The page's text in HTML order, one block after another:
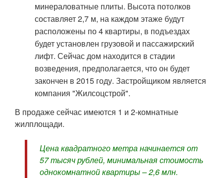
минераловатные плиты. Высота потолков
составляет 2,7 м, на каждом этаже будут
расположены по 4 квартиры, в подъездах
будет установлен грузовой и пассажирский
лифт. Сейчас дом находится в стадии
возведения, предполагается, что он будет
закончен в 2015 году. Застройщиком является
компания "Жилсоцстрой".
В продаже сейчас имеются 1 и 2-комнатные
жилплощади.
Цена квадратного метра начинается от
57 тысяч рублей, минимальная стоимость
однокомнатной квартиры – 2,6 млн.